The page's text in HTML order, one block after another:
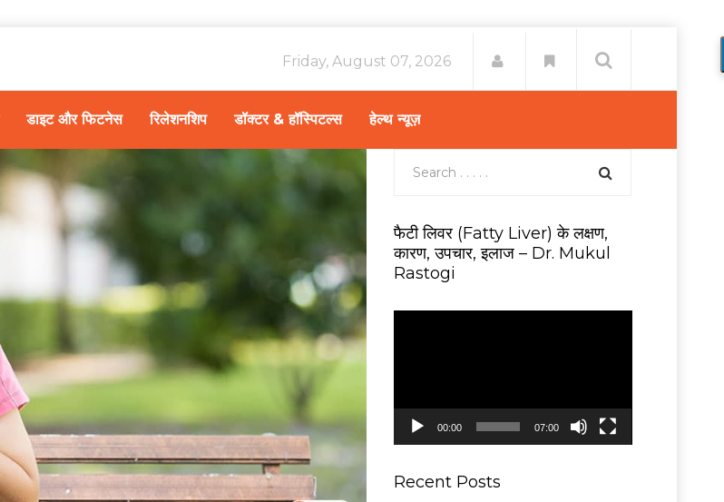
Friday, August 07, 2026
डाइट और फिटनेस रिलेशनशिप डॉक्टर & हॉस्पिटल्स हेल्थ न्यूज़
फैटी लिवर (Fatty Liver) के लक्षण,
कारण, उपचार, इलाज – Dr. Mukul
Rastogi
y
00:00 07:00
Recent Posts